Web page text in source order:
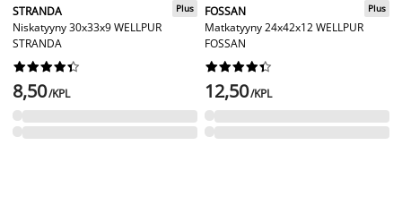
STRANDA
Niskatyyny 30x33x9 WELLPUR
STRANDA
Plus






8,50/KPL
FOSSAN
Matkatyyny 24x42x12 WELLPUR
FOSSAN
Plus






12,50/KPL